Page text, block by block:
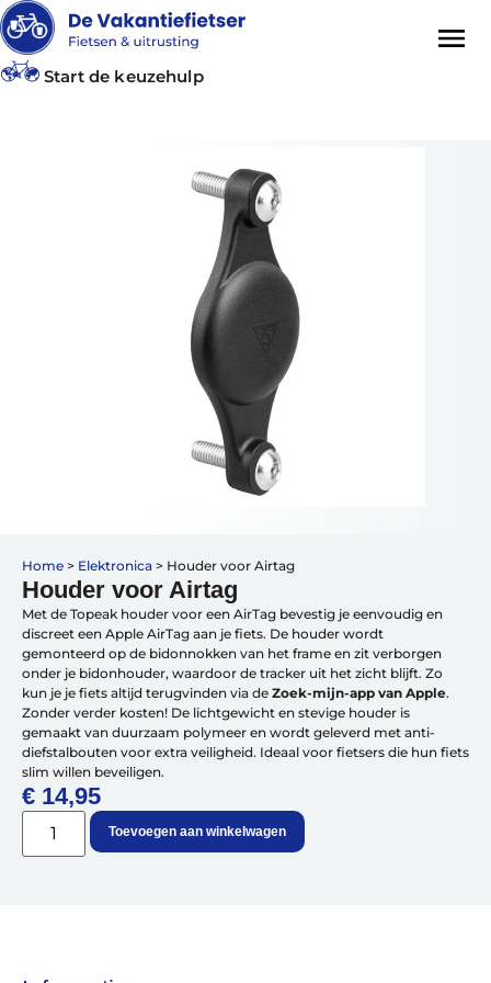
Vakantiefietsen
Intakelijst voor een vakantiefiets
Keuzehulp: Hoe kies je een vakantiefiets
Keuzehulp: Elektrische fiets
Merken
Fietsverzekering Afsluiten
Help mij bijhet
kiezenvan een fiets
Start de keuzehulp
Home > Elektronica > Houder voor Airtag
Houder voor Airtag
Met de Topeak houder voor een AirTag bevestig je eenvoudig en
discreet een Apple AirTag aan je fiets. De houder wordt
gemonteerd op de bidonnokken van het frame en zit verborgen
onder je bidonhouder, waardoor de tracker uit het zicht blijft. Zo
kun je je fiets altijd terugvinden via de Zoek-mijn-app van Apple.
Zonder verder kosten! De lichtgewicht en stevige houder is
gemaakt van duurzaam polymeer en wordt geleverd met anti-
diefstalbouten voor extra veiligheid. Ideaal voor fietsers die hun fiets
slim willen beveiligen.
€ 14,95
Toevoegen aan winkelwagen